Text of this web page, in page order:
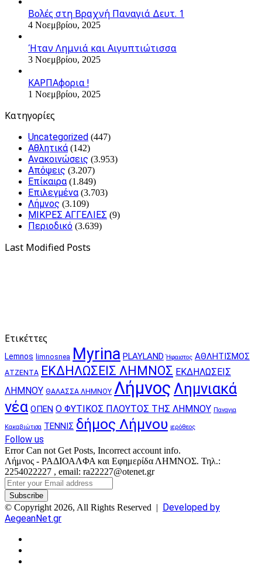
Βολές στη Βραχνή Παναγιά Δευτ. 1
4 Νοεμβρίου, 2025
Ήταν Λημνιά και Αιγυπτιώτισσα
3 Νοεμβρίου, 2025
ΚΑΡΠΑφορια !
1 Νοεμβρίου, 2025
Kατηγορίες
Uncategorized (447)
Αθλητικά (142)
Ανακοινώσεις (3.953)
Απόψεις (3.207)
Επίκαιρα (1.849)
Επιλεγμένα (3.703)
Λήμνος (3.109)
ΜΙΚΡΕΣ ΑΓΓΕΛΙΕΣ (9)
Περιοδικό (3.639)
Last Modified Posts
Ετικέττες
Lemnos limnosnea Myrina PLAYLAND Ήφαιστος ΑΘΛΗΤΙΣΜΟΣ
ΑΤΖΕΝΤΑ ΕΚΔΗΛΩΣΕΙΣ ΛΗΜΝΟΣ ΕΚΔΗΛΩΣΕΙΣ
ΛΗΜΝΟΥ ΘΑΛΑΣΣΑ ΛΗΜΝΟΥ Λήμνος Λημνιακά
νέα ΟΠΕΝ Ο ΦΥΤΙΚΟΣ ΠΛΟΥΤΟΣ ΤΗΣ ΛΗΜΝΟΥ Παναγια
Κακαβιώτισα ΤΕΝΝΙΣ δήμος Λήμνου ιερόθεος
Follow us
Error Can not Get Posts, Incorrect account info.
Λήμνος - ΡΑΔΙΟΑΛΦΑ και Εφημερίδα ΛΗΜΝΟΣ. Τηλ.:
2254022227 , email: ra22227@otenet.gr
Enter
your
Email
address
© Copyright 2026, All Rights Reserved | Developed by
AegeanNet.gr